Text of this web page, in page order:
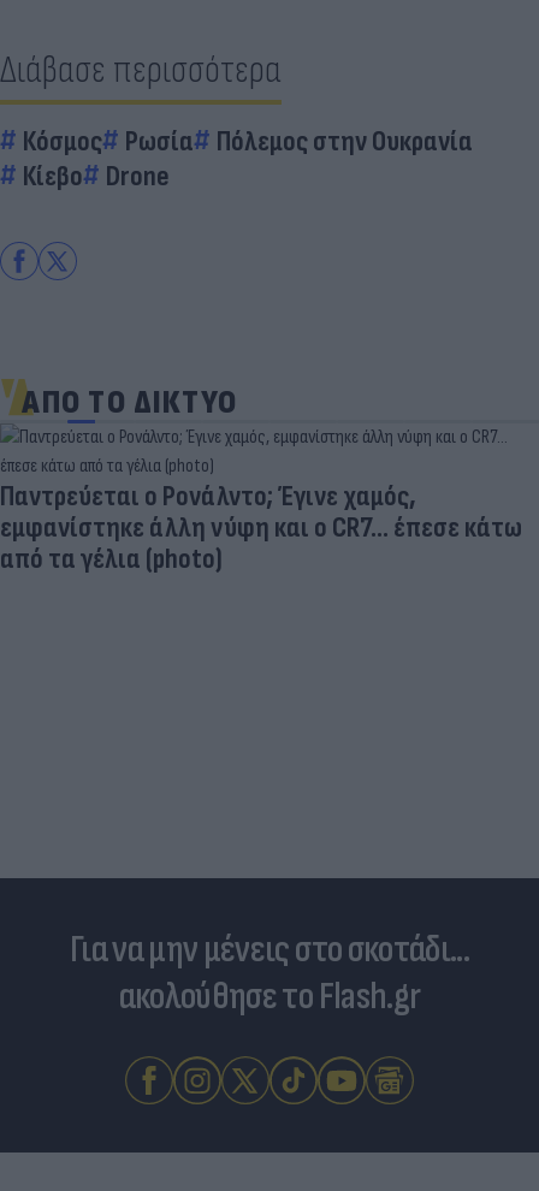
Διάβασε περισσότερα
Κόσμος Ρωσία
Πόλεμος στην Ουκρανία
Κίεβο
Drone
ΑΠΟ ΤΟ ΔΙΚΤΥΟ
Παντρεύεται ο Ρονάλντο; Έγινε χαμός,
εμφανίστηκε άλλη νύφη και ο CR7… έπεσε κάτω
από τα γέλια (photo)
Για να μην μένεις στο σκοτάδι...
ακολούθησε το Flash.gr